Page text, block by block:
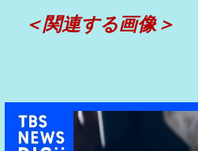
＜関連する画像＞